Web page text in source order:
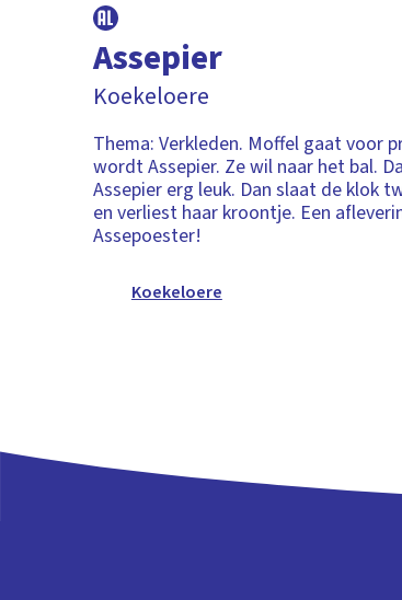
Assepier
Koekeloere
Thema: Verkleden. Moffel gaat voor
wordt Assepier. Ze wil naar het bal.
Assepier erg leuk. Dan slaat de klok
en verliest haar kroontje. Een
Assepoester!
Koekeloere